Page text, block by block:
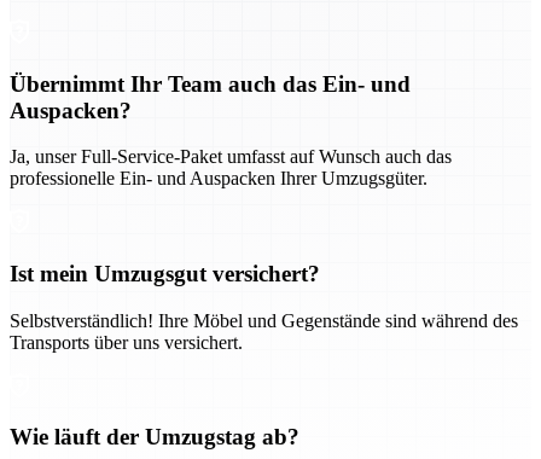
Übernimmt Ihr Team auch das Ein- und
Auspacken?
Ja, unser Full-Service-Paket umfasst auf Wunsch auch das
professionelle Ein- und Auspacken Ihrer Umzugsgüter.
Ist mein Umzugsgut versichert?
Selbstverständlich! Ihre Möbel und Gegenstände sind während des
Transports über uns versichert.
Wie läuft der Umzugstag ab?